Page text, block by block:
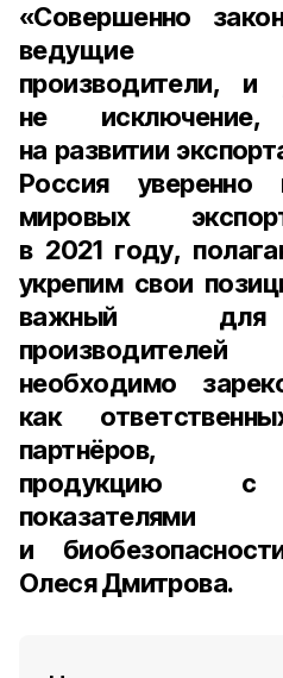
«Совершенно
ведущие
производители, и
не исключение,
на развитии
Россия
мировых
в 2021 году,
укрепим свои
важный для
необходимо
как
партнёров,
продукцию с
и
Олеся Дмитрова.